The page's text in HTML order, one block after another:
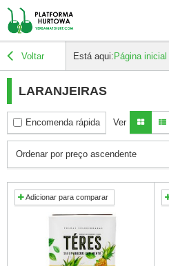
Voltar Está aqui: Página inicial
LARANJEIRAS
Encomenda rápida Ver
Ordenar por preço ascendente
Adicionar para comparar